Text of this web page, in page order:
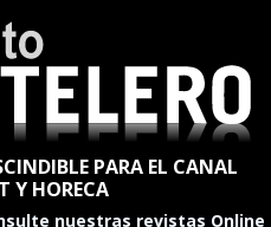
PARA EL CANAL
Y HORECA
nuestras revistas Online